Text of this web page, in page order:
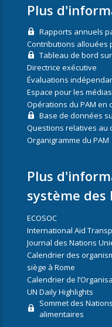
Plus
Rapports annuels
Contributions allouées
Tableau de bord
Directrice exécutive
Évaluations
Espace pour les médias
Opérations du PAM en
Base de données
Questions relatives au
Organigramme du PAM
Plus
système des
ECOSOC
International Aid
Journal des Nations
Calendrier des
siège à Rome
Calendrier de
UN Daily Highlights
Sommet des
alimentaires